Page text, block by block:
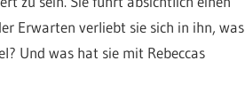
Erwarten verliebt sie sich in ihn, was
Und was hat sie mit Rebeccas